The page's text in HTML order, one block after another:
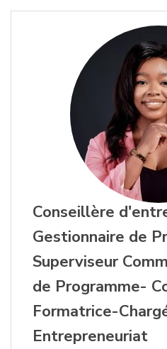
Conseillère
Gestionnaire de
Superviseur
de Programme-
Formatrice-
Entrepreneuriat